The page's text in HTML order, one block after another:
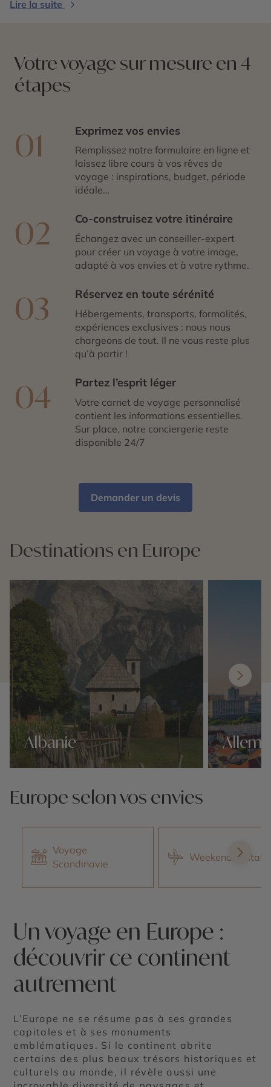
Lire la suite
Votre voyage sur mesure en 4
étapes
01 Exprimez vos envies
Remplissez notre formulaire en ligne et
laissez libre cours à vos rêves de
voyage : inspirations, budget, période
idéale…
02 Co-construisez votre itinéraire
Échangez avec un conseiller-expert
pour créer un voyage à votre image,
adapté à vos envies et à votre rythme.
03 Réservez en toute sérénité
Hébergements, transports, formalités,
expériences exclusives : nous nous
chargeons de tout. Il ne vous reste plus
qu’à partir !
04 Partez l’esprit léger
Votre carnet de voyage personnalisé
contient les informations essentielles.
Sur place, notre conciergerie reste
disponible 24/7
Demander un devis
Destinations en Europe
Albanie
Europe selon vos envies
Voyage
Scandinavie
Weekend en Italie
Un voyage en Europe :
découvrir ce continent
autrement
L’Europe ne se résume pas à ses grandes
capitales et à ses monuments
emblématiques. Si le continent abrite
certains des plus beaux trésors historiques et
culturels au monde, il révèle aussi une